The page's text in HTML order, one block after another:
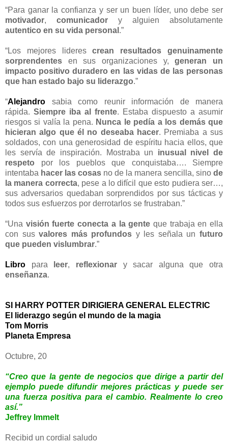
“Para ganar la confianza y ser un buen líder, uno debe ser
motivador, comunicador y alguien absolutamente
autentico en su vida personal .”
“Los mejores liderescrean resultados genuinamente
sorprendentes en sus organizaciones y, generan un
impacto positivo duradero en las vidas de las personas
que han estado bajo su liderazgo.”
“Alejandro sabia como reunir información de manera
rápida. Siempre iba al frente. Estaba dispuesto a asumir
riesgos si valía la pena. Nunca le pedía a los demás que
hicieran algo que él no deseaba hacer. Premiaba a sus
soldados, con una generosidad de espíritu hacia ellos, que
les servía de inspiración. Mostraba un inusual nivel de
respeto por los pueblos que conquistaba…. Siempre
intentaba hacer las cosas no de la manera sencilla, sino de
la manera correcta, pese a lo difícil que esto pudiera ser…,
sus adversarios quedaban sorprendidos por sus tácticas y
todos sus esfuerzos por derrotarlos se frustraban.”
“Una visión fuerte conecta a la gente que trabaja en ella
con susvalores más profundos y les señala un futuro
que pueden vislumbrar.”
Libro para leer, reflexionary sacar alguna que otra
enseñanza.
SI HARRY POTTER DIRIGIERA GENERAL ELECTRIC
El liderazgo según el mundo de la magia
Tom Morris
Planeta Empresa
Octubre, 20
“Creo que la gente de negocios que dirige a partir del
ejemplo puede difundir mejores prácticas y puede ser
una fuerza positiva para el cambio. Realmente lo creo
así.”
Jeffrey Immelt
Recibid un cordial saludo